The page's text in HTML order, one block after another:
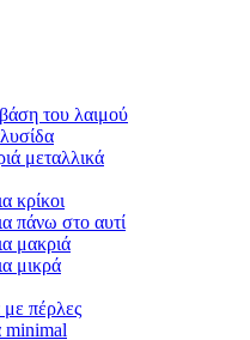
του λαιμού
μεταλλικά
κρίκοι
πάνω στο αυτί
μακριά
μικρά
με πέρλες
minimal